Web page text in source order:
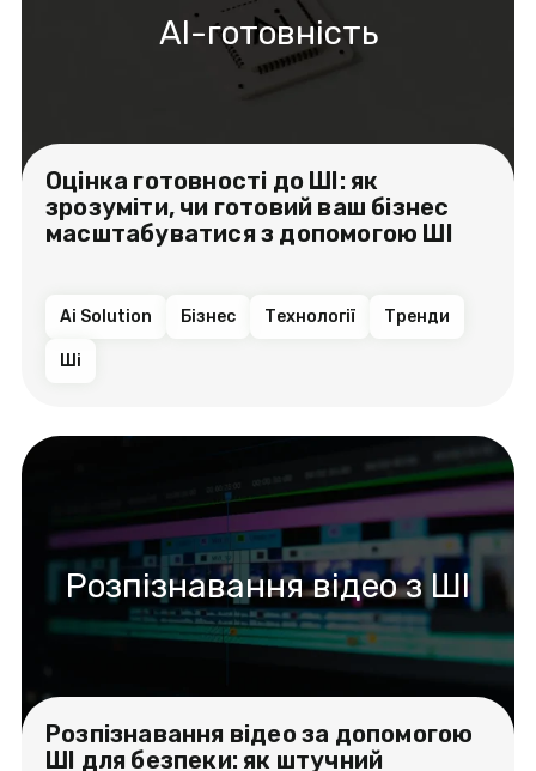
AI-готовність
Оцінка готовності до ШІ: як
зрозуміти, чи готовий ваш бізнес
масштабуватися з допомогою ШІ
Ai Solution Бізнес Технології Тренди
Ші
Розпізнавання відео з ШІ
Розпізнавання відео за допомогою
ШІ для безпеки: як штучний